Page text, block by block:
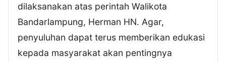
dilaksanakan atas perintah Walikota
Bandarlampung, Herman HN. Agar,
penyuluhan dapat terus memberikan edukasi
kepada masyarakat akan pentingnya